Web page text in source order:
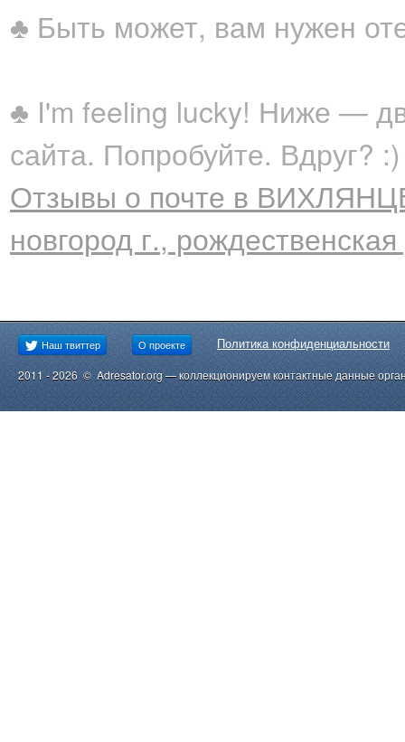
♣ Быть может, вам нужен
♣ I'm feeling lucky! Ниже —
сайта. Попробуйте. Вдруг? :)
Отзывы о почте в
новгород г.,
Наш твиттер О проекте Политика конфиденциальности
2011 - 2026 © Adresator.org — коллекционируем контактные данные